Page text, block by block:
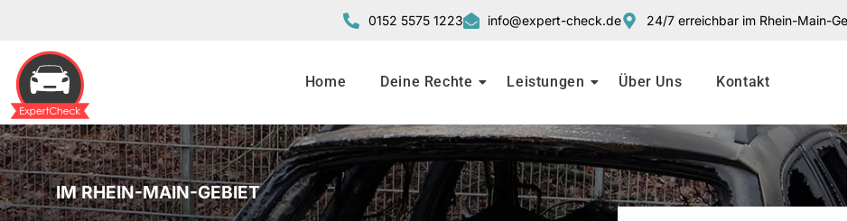
springen
0152 5575 1223 info@expert-check.de 24/7 erreichbar im Rhein-Main-
Home Deine Rechte Leistungen Über Uns Kontakt
IM RHEIN-MAIN-GEBIET